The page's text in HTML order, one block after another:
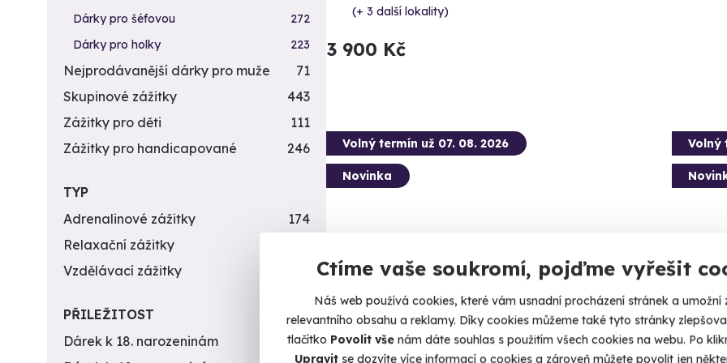
Ctíme vaše soukromí, pojďme vyřešit
Náš web používá cookies, které vám usnadní procházení stránek a umožní
relevantního obsahu a reklamy. Díky cookies můžeme také tyto stránky
tlačítko Povolit vše nám dáte souhlas s použitím všech cookies na webu. Po
Upravitse dozvíte více informací o cookies a zároveň můžete povolit jen
(+ 3 další lokality)
3 900 Kč
Volný termín už 07. 08. 2026
Novinka
Návštěva muzea s největší sbírkou
LEGO
Volný
Dárky pro šéfovou
272
Dárky pro holky
223
Nejprodávanější dárky pro muže
71
Skupinové zážitky
443
Zážitky pro děti
111
Zážitky pro handicapované
246
TYP
Adrenalinové zážitky
174
Relaxační zážitky
Vzdělávací zážitky
PŘILEŽITOST
Dárek k 18. narozeninám
256